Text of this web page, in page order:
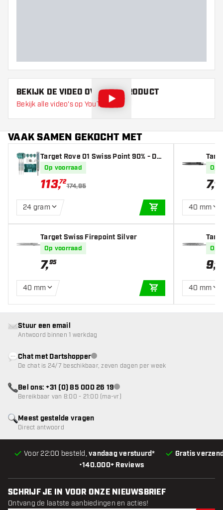
BEKIJK DE VIDEO OVER DIT PRODUCT
Bekijk alle video's op YouTube
VAAK SAMEN GEKOCHT MET
Target Rove 01 Swiss Point 90% - Dar
tpijlen
Op voorraad
113,72
174,95
24 gram
IN WINKELWAGEN
Target Swiss Firepoint Silver
Op voorraad
7,95
40 mm
IN WINKELWAGEN
Op
7,95
40 mm
Op
9,99
40 mm
•140.000+ Reviews
Voor 22:00 besteld,vandaag verstuurd* Gratis
Meest gestelde vragen
Direct antwoord
Stuur een email
Antwoord binnen 1 werkdag
Chat met Dartshopperklantenservice niet beschikbaar
De chat is 24/7 beschikbaar, zeven dagen per week
Bel ons: +31 (0) 85 000 26 19klantenservice niet beschikbaar
Bereikbaar van 8:00 - 21:00 (ma-vr)
SCHRIJF JE IN VOOR ONZE NIEUWSBRIEF
Ontvang de laatste aanbiedingen en acties!